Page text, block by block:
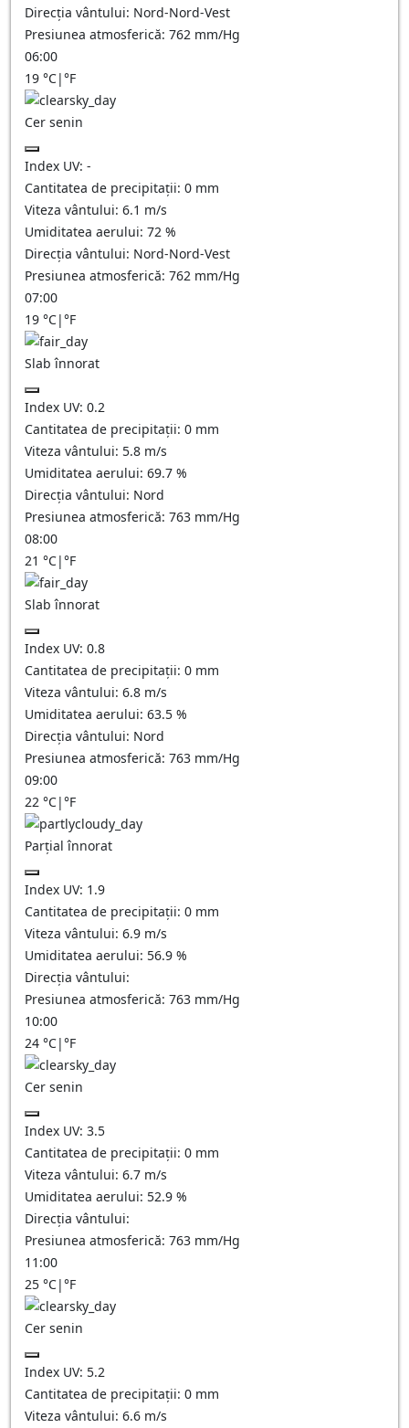
Direcția vântului: Nord-Nord-Vest
Presiunea atmosferică: 762 mm/Hg
06:00
19 °C|°F
Cer senin
Index UV: -
Cantitatea de precipitații: 0 mm
Viteza vântului: 6.1 m/s
Umiditatea aerului: 72 %
Direcția vântului: Nord-Nord-Vest
Presiunea atmosferică: 762 mm/Hg
07:00
19 °C|°F
Slab înnorat
Index UV: 0.2
Cantitatea de precipitații: 0 mm
Viteza vântului: 5.8 m/s
Umiditatea aerului: 69.7 %
Direcția vântului: Nord
Presiunea atmosferică: 763 mm/Hg
08:00
21 °C|°F
Slab înnorat
Index UV: 0.8
Cantitatea de precipitații: 0 mm
Viteza vântului: 6.8 m/s
Umiditatea aerului: 63.5 %
Direcția vântului: Nord
Presiunea atmosferică: 763 mm/Hg
09:00
22 °C|°F
Parțial înnorat
Index UV: 1.9
Cantitatea de precipitații: 0 mm
Viteza vântului: 6.9 m/s
Umiditatea aerului: 56.9 %
Direcția vântului:
Presiunea atmosferică: 763 mm/Hg
10:00
24 °C|°F
Cer senin
Index UV: 3.5
Cantitatea de precipitații: 0 mm
Viteza vântului: 6.7 m/s
Umiditatea aerului: 52.9 %
Direcția vântului:
Presiunea atmosferică: 763 mm/Hg
11:00
25 °C|°F
Cer senin
Index UV: 5.2
Cantitatea de precipitații: 0 mm
Viteza vântului: 6.6 m/s